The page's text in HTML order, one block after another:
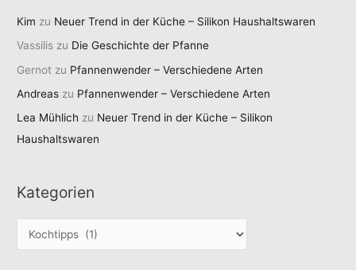
Kim zu Neuer Trend in der Küche – Silikon Haushaltswaren
Vassilis zu Die Geschichte der Pfanne
Gernot zu Pfannenwender – Verschiedene Arten
Andreas zu Pfannenwender – Verschiedene Arten
Lea Mühlich zu Neuer Trend in der Küche – Silikon
Haushaltswaren
Kategorien
a